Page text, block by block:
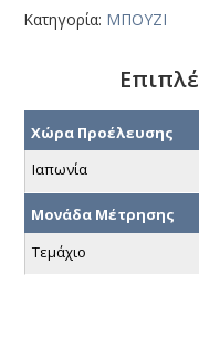
Κατηγορία: ΜΠΟΥΖΙ
Χώρα Προέλευσης
Ιαπωνία
Μονάδα Μέτρησης
Τεμάχιο